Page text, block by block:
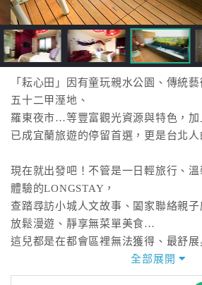
接
跟
飯
店
訂
房
HOT
色
民
宿
球
「耘心田」因有童玩親水公園、傳統
五十二甲溼地、
羅東夜市…等豐富觀光資源與特色，加
已成宜蘭旅遊的停留首選，更是台北人
現在就出發吧！不管是一日輕旅行、
體驗的LONGSTAY，
查踏尋訪小城人文故事、闔家聯絡親
放鬆漫遊、靜享無菜單美食…
這兒都是在都會區裡無法獲得、最舒
現代感的【耘心田】以機能性折版當
全部展開